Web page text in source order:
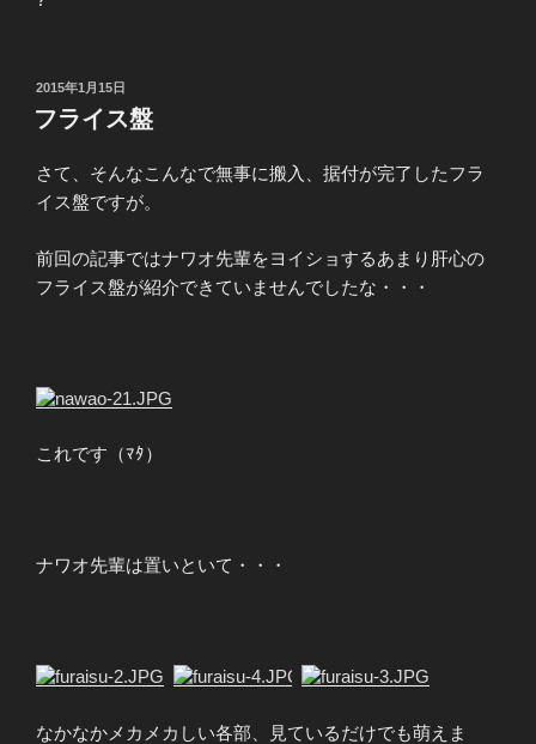
投
稿
日:
2015年1月15日
フライス盤
さて、そんなこんなで無事に搬入、据付が完了したフラ
イス盤ですが。
前回の記事ではナワオ先輩をヨイショするあまり肝心の
フライス盤が紹介できていませんでしたな・・・
これです（ﾏﾀ）
ナワオ先輩は置いといて・・・
なかなかメカメカしい各部、見ているだけでも萌えま